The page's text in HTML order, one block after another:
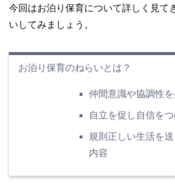
今回はお泊り保育について詳しく見て
いしてみましょう。
お泊り保育のねらいとは？
仲間意識や協調性
自立を促し自信をつ
規則正しい生活を
内容